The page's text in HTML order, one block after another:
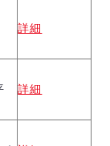
詳細
詳細